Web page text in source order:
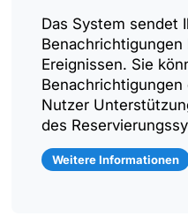
Das System sendet
Ereignissen. Sie
Nutzer
des
Weitere Informationen